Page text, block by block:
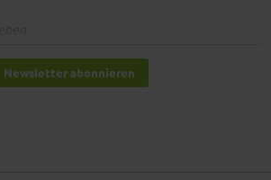
Newsletter abonnieren